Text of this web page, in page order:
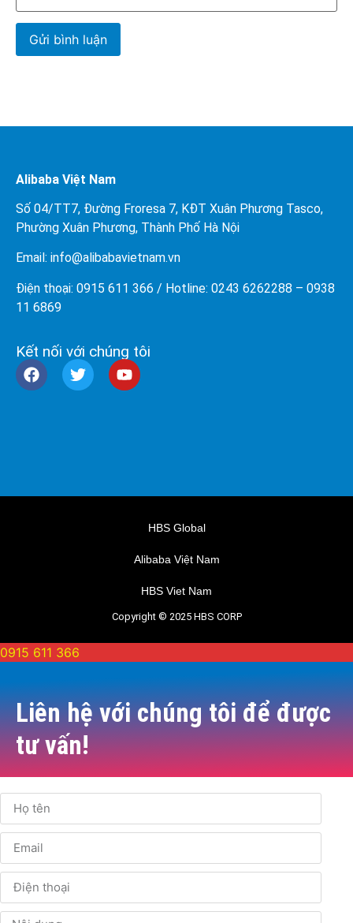
Alibaba Việt Nam
Số 04/TT7, Đường Froresa 7, KĐT Xuân Phương Tasco,
Phường Xuân Phương, Thành Phố Hà Nội
Email: info@alibabavietnam.vn
Điện thoại: 0915 611 366 / Hotline: 0243 6262288 – 0938
11 6869
Kết nối với chúng tôi
HBS Global
Alibaba Việt Nam
HBS Viet Nam
Copyright © 2025 HBS CORP
0915 611 366
Liên hệ với chúng tôi để được
tư vấn!